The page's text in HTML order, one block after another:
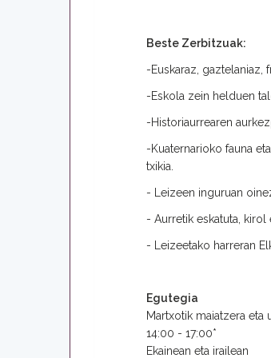
Beste Zerbitzuak:
-Euskaraz, gaztelaniaz,
-Eskola zein helduen
-Historiaurrearen
-Kuaternarioko fauna
txikia.
- Leizeen inguruan
- Aurretik eskatuta,
- Leizeetako harreran
Egutegia
Martxotik maiatzera eta
14:00 - 17:00*
Ekainean eta irailean